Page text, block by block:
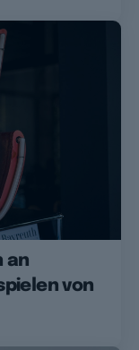
an
von